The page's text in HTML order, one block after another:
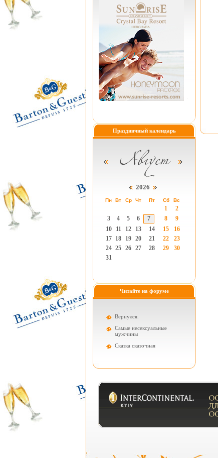
Праздничный календарь
2026
Пн Вт Ср Чт Пт Сб Вс
1
2
3
4 5 6 7 8
9
10
11 12 13 14 15
16
17
18 19 20 21 22
23
24 25 26 27 28 29
30
31
Читайте на форуме
Вернулся.
Самые несексуальные
мужчины
Cказка сказочная